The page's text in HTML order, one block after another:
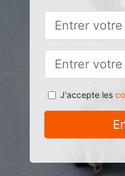
J'accepte les